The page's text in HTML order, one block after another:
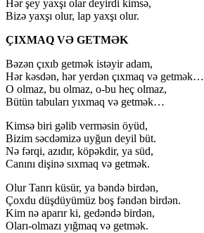
Hər şey yaxşı olar deyirdi kimsə,
Bizə yaxşı olur, lap yaxşı olur.
ÇIXMAQ VƏ GETMƏK
Bəzən çıxıb getmək istəyir adam,
Hər kəsdən, hər yerdən çıxmaq və getmək…
O olmaz, bu olmaz, o-bu heç olmaz,
Bütün tabuları yıxmaq və getmək…
Kimsə biri gəlib verməsin öyüd,
Bizim səcdəmizə uyğun deyil büt.
Nə fərqi, azıdır, köpəkdir, ya süd,
Canını dişinə sıxmaq və getmək.
Olur Tanrı küsür, ya bəndə birdən,
Çoxdu düşdüyümüz boş fəndən birdən.
Kim nə aparır ki, gedəndə birdən,
Oları-olmazı yığmaq və getmək.